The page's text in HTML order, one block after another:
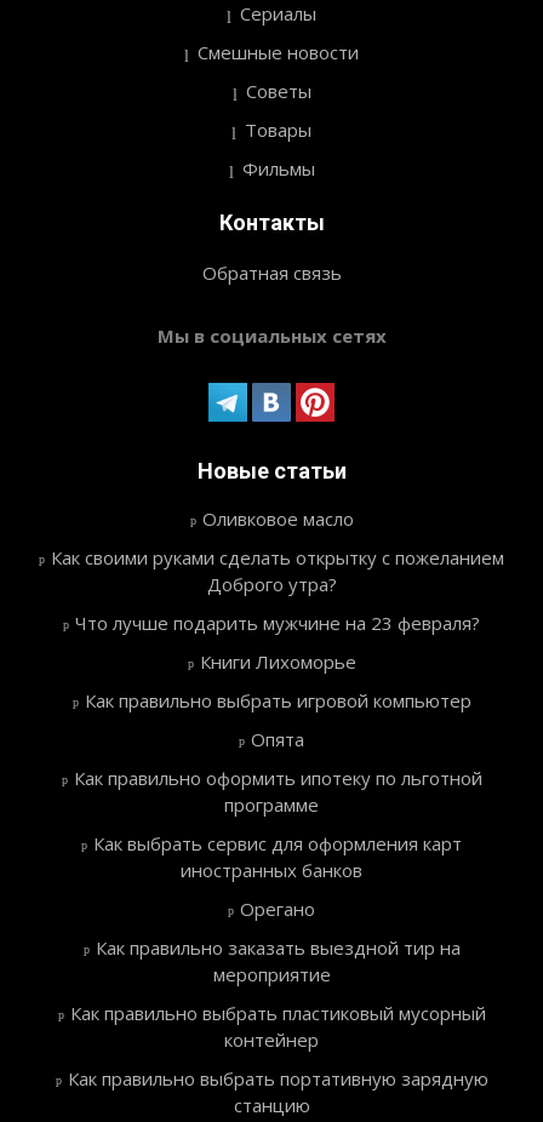
Сериалы
Смешные новости
Советы
Товары
Фильмы
Контакты
Обратная связь
Мы в социальных сетях
Новые статьи
Оливковое масло
Как своими руками сделать открытку с пожеланием
Доброго утра?
Что лучше подарить мужчине на 23 февраля?
Книги Лихоморье
Как правильно выбрать игровой компьютер
Опята
Как правильно оформить ипотеку по льготной
программе
Как выбрать сервис для оформления карт
иностранных банков
Орегано
Как правильно заказать выездной тир на
мероприятие
Как правильно выбрать пластиковый мусорный
контейнер
Как правильно выбрать портативную зарядную
станцию